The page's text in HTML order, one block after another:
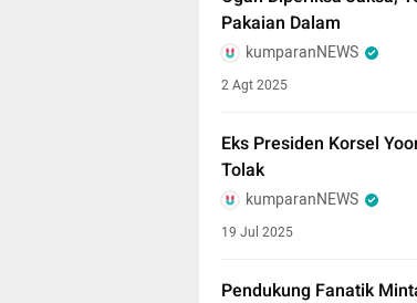
Pakaian Dalam
kumparanNEWS
2 Agt 2025
Eks Presiden Korsel
Tolak
kumparanNEWS
19 Jul 2025
Pendukung Fanatik